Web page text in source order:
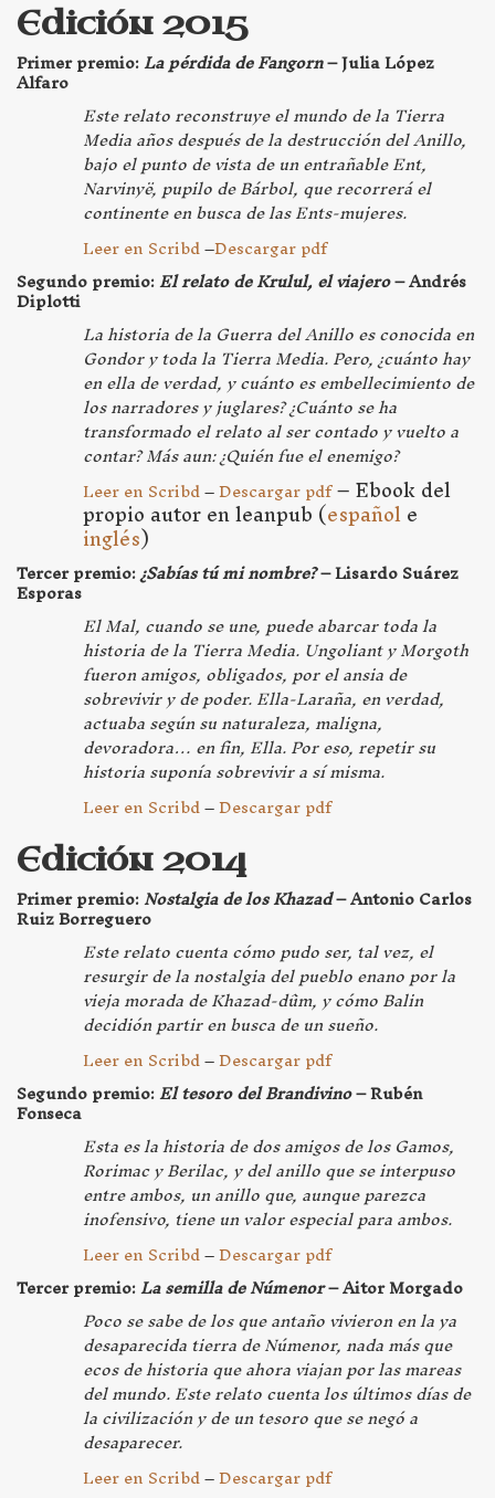
Edición 2015
Primer premio:La pérdida de Fangorn– Julia López
Alfaro
Este relato reconstruye el mundo de la Tierra
Media años después de la destrucción del Anillo,
bajo el punto de vista de un entrañable Ent,
Narvinyë, pupilo de Bárbol, que recorrerá el
continente en busca de las Ents-mujeres.
Leer en Scribd–Descargar pdf
Segundo premio:El relato de Krulul, el viajero– Andrés
Diplotti
La historia de la Guerra del Anillo es conocida en
Gondor y toda la Tierra Media. Pero, ¿cuánto hay
en ella de verdad, y cuánto es embellecimiento de
los narradores y juglares? ¿Cuánto se ha
transformado el relato al ser contado y vuelto a
contar? Más aun: ¿Quién fue el enemigo?
Leer en Scribd–Descargar pdf– Ebook del
propio autor en leanpub (españole
inglés)
Tercer premio:¿Sabías tú mi nombre?– Lisardo Suárez
Esporas
El Mal, cuando se une, puede abarcar toda la
historia de la Tierra Media. Ungoliant y Morgoth
fueron amigos, obligados, por el ansia de
sobrevivir y de poder. Ella-Laraña, en verdad,
actuaba según su naturaleza, maligna,
devoradora… en fin, Ella. Por eso, repetir su
historia suponía sobrevivir a sí misma.
Leer en Scribd–Descargar pdf
Edición 2014
Primer premio:Nostalgia de los Khazad– Antonio Carlos
Ruiz Borreguero
Este relato cuenta cómo pudo ser, tal vez, el
resurgir de la nostalgia del pueblo enano por la
vieja morada de Khazad-dûm, y cómo Balin
decidión partir en busca de un sueño.
Leer en Scribd–Descargar pdf
Segundo premio:El tesoro del Brandivino– Rubén
Fonseca
Esta es la historia de dos amigos de los Gamos,
Rorimac y Berilac, y del anillo que se interpuso
entre ambos, un anillo que, aunque parezca
inofensivo, tiene un valor especial para ambos.
Leer en Scribd–Descargar pdf
Tercer premio:La semilla de Númenor– Aitor Morgado
Poco se sabe de los que antaño vivieron en la ya
desaparecida tierra de Númenor, nada más que
ecos de historia que ahora viajan por las mareas
del mundo. Este relato cuenta los últimos días de
la civilización y de un tesoro que se negó a
desaparecer.
Leer en Scribd–Descargar pdf